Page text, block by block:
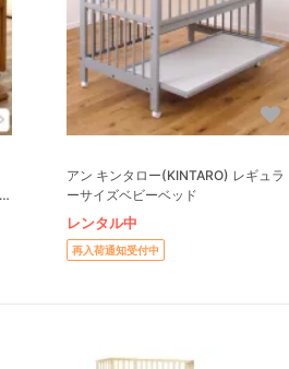
アン キンタロー(KINTARO) レギュラ
ーサイズベビーベッド
レンタル中
再入荷通知受付中